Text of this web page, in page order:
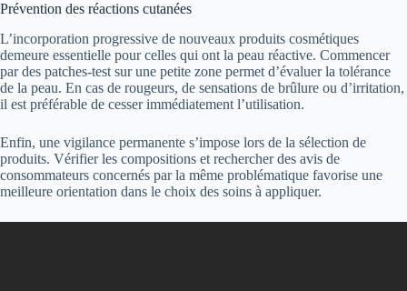
Prévention des réactions cutanées
L’incorporation progressive de nouveaux produits cosmétiques
demeure essentielle pour celles qui ont la peau réactive. Commencer
par des patches-test sur une petite zone permet d’évaluer la tolérance
de la peau. En cas de rougeurs, de sensations de brûlure ou d’irritation,
il est préférable de cesser immédiatement l’utilisation.
Enfin, une vigilance permanente s’impose lors de la sélection de
produits. Vérifier les compositions et rechercher des avis de
consommateurs concernés par la même problématique favorise une
meilleure orientation dans le choix des soins à appliquer.